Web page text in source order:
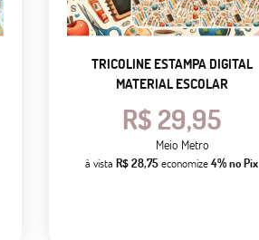
TRICOLINE ESTAMPA DIGITAL
MATERIAL ESCOLAR
R$ 29,95
Meio Metro
à vistaR$ 28,75economize4% no Pix